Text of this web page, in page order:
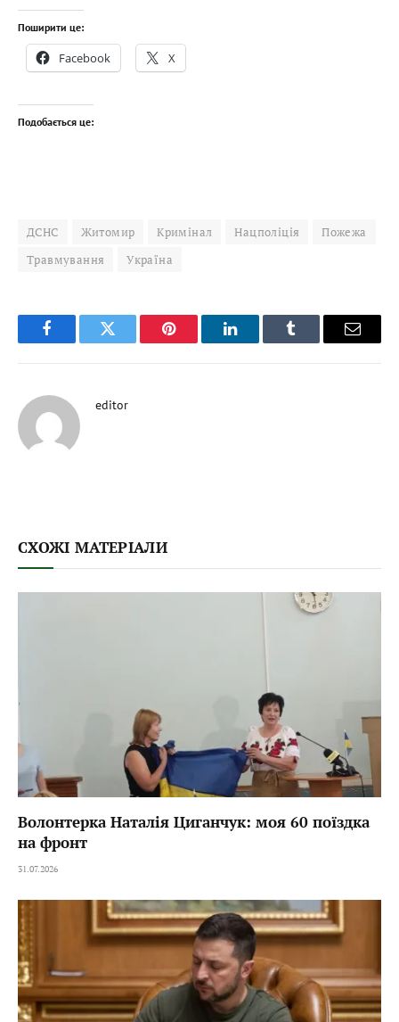
Поширити це:
Facebook X
Подобається це:
ДСНС Житомир Кримінал Нацполіція
Пожежа
Травмування
Україна
FacebookTwitter Pinterest LinkedInTumblr Email
editor
СХОЖІ МАТЕРІАЛИ
Волонтерка Наталія Циганчук: моя 60 поїздка
на фронт
31.07.2026